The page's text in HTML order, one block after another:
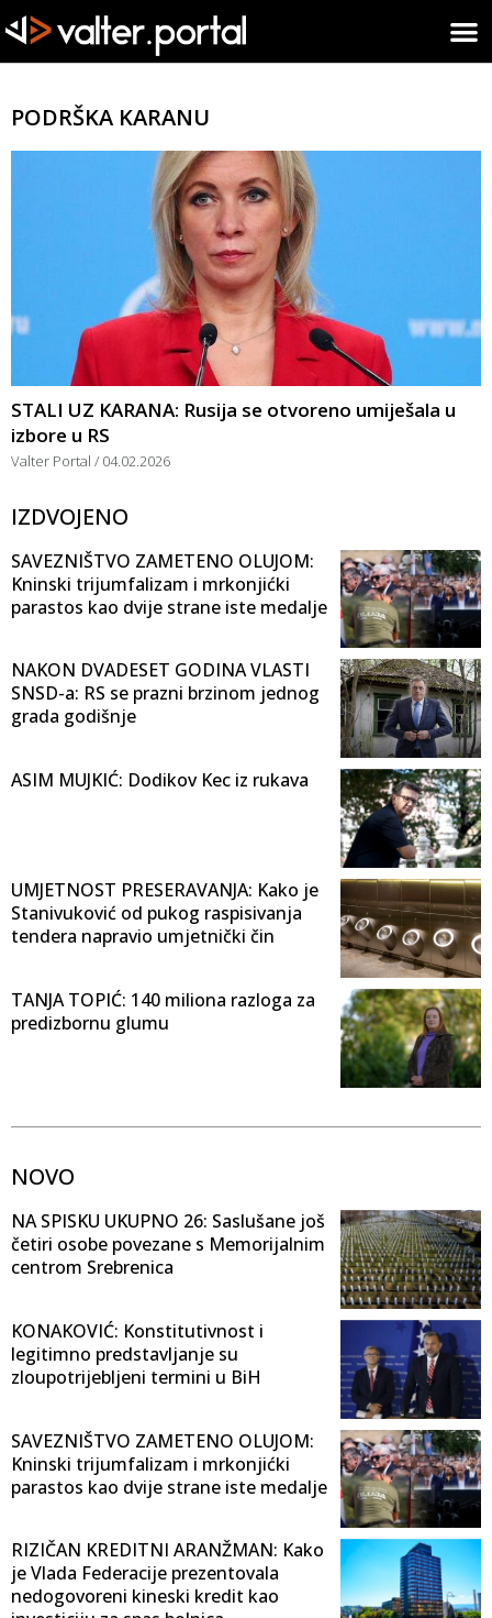
PODRŠKA KARANU
STALI UZ KARANA: Rusija se otvoreno umiješala u
izbore u RS
Valter Portal 04.02.2026
IZDVOJENO
SAVEZNIŠTVO ZAMETENO OLUJOM:
Kninski trijumfalizam i mrkonjićki
parastos kao dvije strane iste medalje
NAKON DVADESET GODINA VLASTI
SNSD-a: RS se prazni brzinom jednog
grada godišnje
ASIM MUJKIĆ: Dodikov Kec iz rukava
UMJETNOST PRESERAVANJA: Kako je
Stanivuković od pukog raspisivanja
tendera napravio umjetnički čin
TANJA TOPIĆ: 140 miliona razloga za
predizbornu glumu
NOVO
NA SPISKU UKUPNO 26: Saslušane još
četiri osobe povezane s Memorijalnim
centrom Srebrenica
KONAKOVIĆ: Konstitutivnost i
legitimno predstavljanje su
zloupotrijebljeni termini u BiH
SAVEZNIŠTVO ZAMETENO OLUJOM:
Kninski trijumfalizam i mrkonjićki
parastos kao dvije strane iste medalje
RIZIČAN KREDITNI ARANŽMAN: Kako
je Vlada Federacije prezentovala
nedogovoreni kineski kredit kao